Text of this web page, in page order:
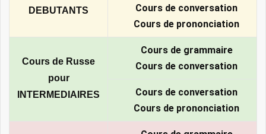
DEBUTANTS
Cours de conversation
Cours de prononciation
Cours de Russe
pour
INTERMEDIAIRES
Cours de grammaire
Cours de conversation
Cours de conversation
Cours de prononciation